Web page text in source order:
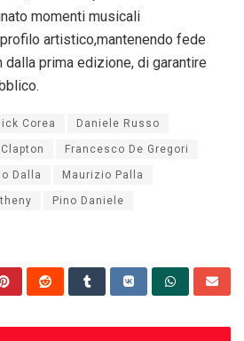
momenti musicali
artistico,mantenendo fede
dalla prima edizione, di garantire
Corea Daniele Russo
Francesco De Gregori
Dalla Maurizio Palla
Pino Daniele